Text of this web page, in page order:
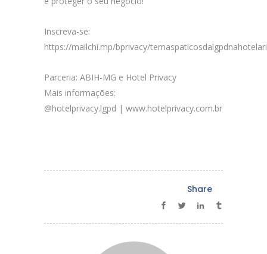
Inscreva-se:
https://mailchi.mp/bprivacy/
Parceria: ABIH-MG e Hotel Privacy
Mais informações:
@hotelprivacy.lgpd | www.hotelprivacy.com.br
Share